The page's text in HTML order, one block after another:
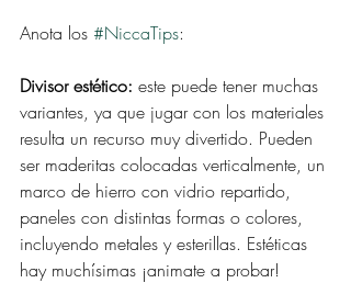
Anota los #NiccaTips:
Divisor estético: este puede tener muchas
variantes, ya que jugar con los materiales
resulta un recurso muy divertido. Pueden
ser maderitas colocadas verticalmente, un
marco de hierro con vidrio repartido,
paneles con distintas formas o colores,
incluyendo metales y esterillas. Estéticas
hay muchísimas ¡animate a probar!